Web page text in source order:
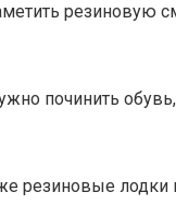
резиновую
починить
резиновые лодки